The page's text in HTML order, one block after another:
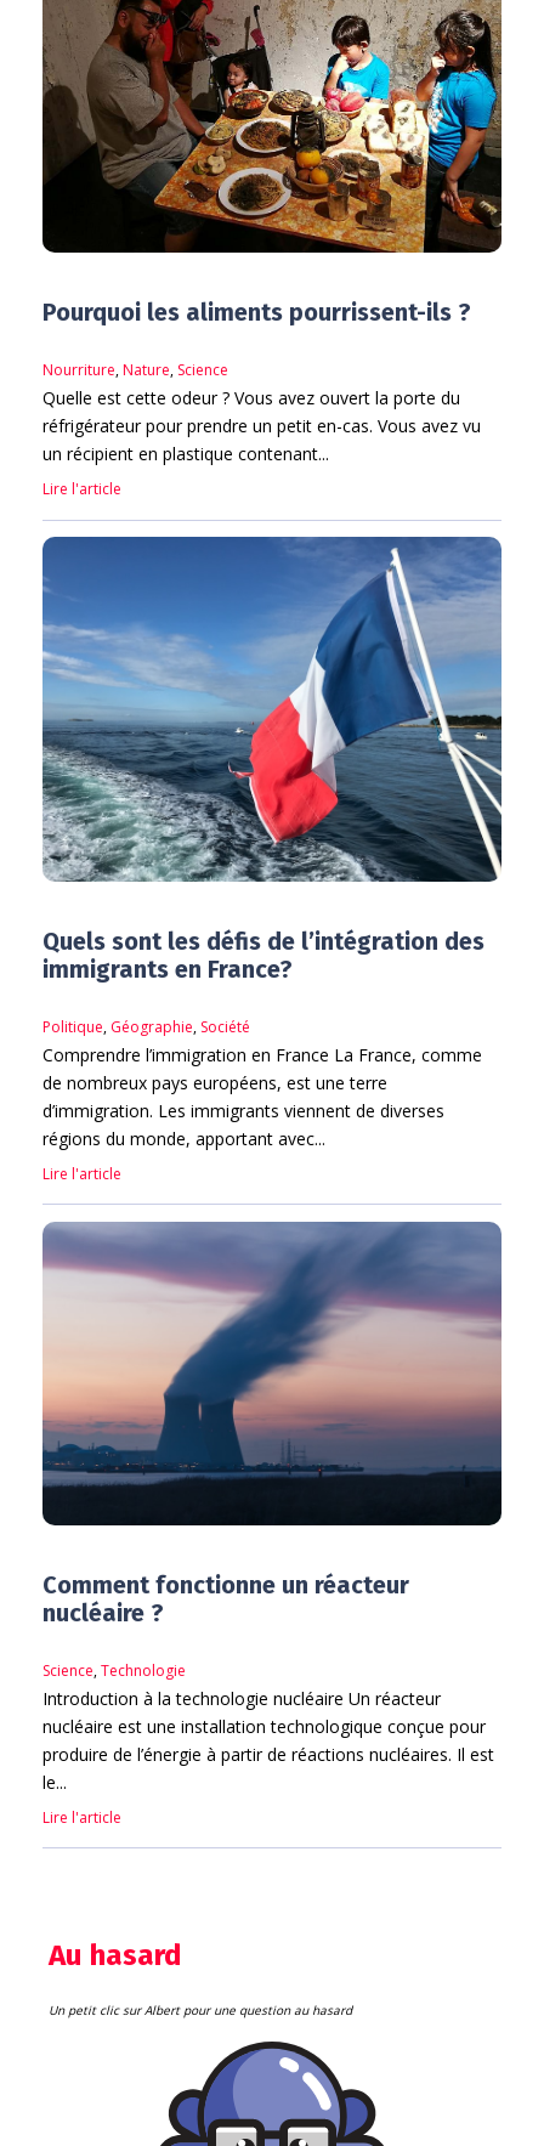
Pourquoi les aliments pourrissent-ils ?
Nourriture,Nature, Science
Quelle est cette odeur ? Vous avez ouvert la porte du
réfrigérateur pour prendre un petit en-cas. Vous avez vu
un récipient en plastique contenant...
Lire l'article
Quels sont les défis de l’intégration des
immigrants en France?
Politique, Géographie, Société
Comprendre l’immigration en France La France, comme
de nombreux pays européens, est une terre
d’immigration. Les immigrants viennent de diverses
régions du monde, apportant avec...
Lire l'article
Comment fonctionne un réacteur
nucléaire ?
Science,Technologie
Introduction à la technologie nucléaire Un réacteur
nucléaire est une installation technologique conçue pour
produire de l’énergie à partir de réactions nucléaires. Il est
le...
Lire l'article
Au hasard
Un petit clic sur Albert pour une question au hasard